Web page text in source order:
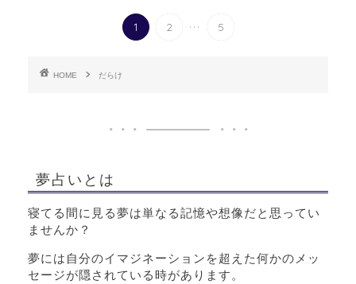
1 2 ... 5
HOME だらけ
夢占いとは
寝てる間に見る夢は単なる記憶や想像だと思ってい
ませんか？
夢には自分のイマジネーションを超えた何かのメッ
セージが隠されている時があります。